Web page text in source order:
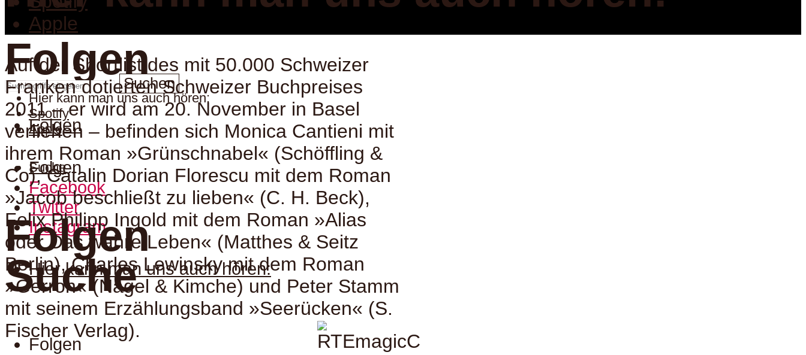
Hier kann man uns auch hören:
Spotify
Apple
Suche
Suche
Folgen
Folgen
Facebook
Twitter
Instagram
Hier kann man uns auch hören:
Suchen
Folgen
Folgen
Folgen
Apple
Auf der Shortlist des mit 50.000 Schweizer
Franken dotierten Schweizer Buchpreises
2011 – er wird am 20. November in Basel
verliehen – befinden sich Monica Cantieni mit
ihrem Roman »Grünschnabel« (Schöffling &
Co), Catalin Dorian Florescu mit dem Roman
»Jacob beschließt zu lieben« (C. H. Beck),
Felix Philipp Ingold mit dem Roman »Alias
oder Das wahre Leben« (Matthes & Seitz
Berlin), Charles Lewinsky mit dem Roman
»Gerron« (Nagel & Kimche) und Peter Stamm
mit seinem Erzählungsband »Seerücken« (S.
Fischer Verlag).